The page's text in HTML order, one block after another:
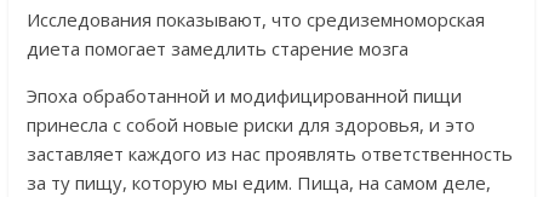
Исследования показывают, что средиземноморская
диета помогает замедлить старение мозга
Эпоха обработанной и модифицированной пищи
принесла с собой новые риски для здоровья, и это
заставляет каждого из нас проявлять ответственность
за ту пищу, которую мы едим. Пища, на самом деле,